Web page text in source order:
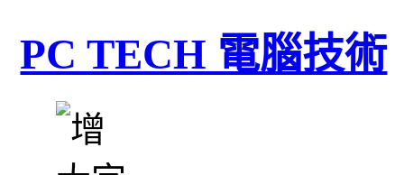
PC TECH 電腦技術